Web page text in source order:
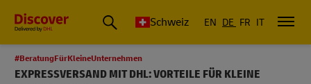
Schweiz EN DE FR IT
#BeratungFürKleineUnternehmen
EXPRESSVERSAND MIT DHL: VORTEILE FÜR KLEINE